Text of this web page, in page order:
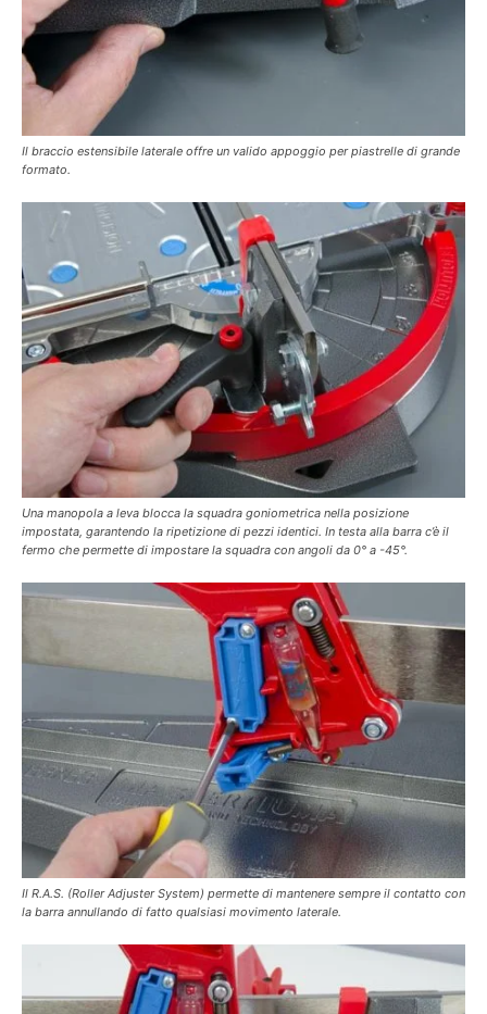
Il braccio estensibile laterale offre un valido appoggio per piastrelle di grande
formato.
Una manopola a leva blocca la squadra goniometrica nella posizione
impostata, garantendo la ripetizione di pezzi identici. In testa alla barra c’è il
fermo che permette di impostare la squadra con angoli da 0° a -45°.
Il R.A.S. (Roller Adjuster System) permette di mantenere sempre il contatto con
la barra annullando di fatto qualsiasi movimento laterale.